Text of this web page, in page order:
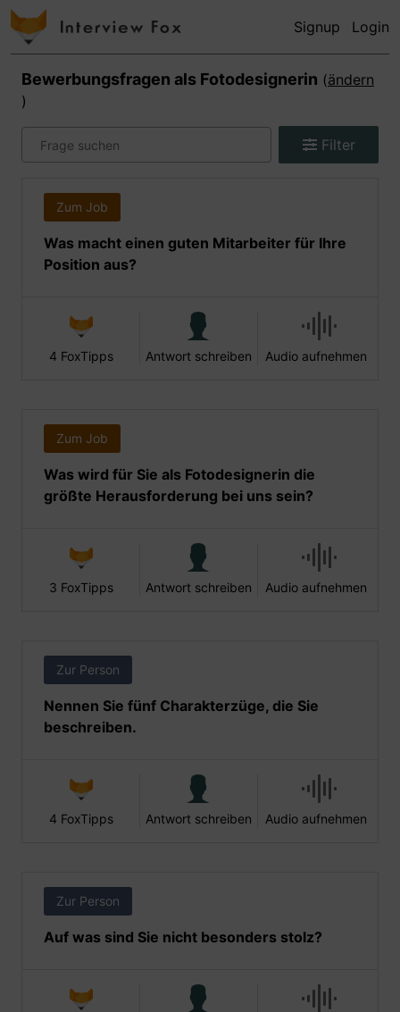
Signup Login
Bewerbungsfragen als Fotodesignerin (ändern
)
Filter
Zum Job
Was macht einen guten Mitarbeiter für Ihre
Position aus?
4 FoxTipps Antwort schreiben Audio aufnehmen
Zum Job
Was wird für Sie als Fotodesignerin die
größte Herausforderung bei uns sein?
3 FoxTipps Antwort schreiben Audio aufnehmen
Zur Person
Nennen Sie fünf Charakterzüge, die Sie
beschreiben.
4 FoxTipps Antwort schreiben Audio aufnehmen
Zur Person
Auf was sind Sie nicht besonders stolz?